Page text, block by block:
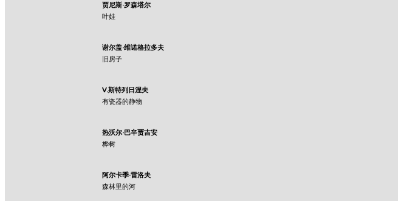
贾尼斯·罗森塔尔
叶娃
谢尔盖·维诺格拉多夫
旧房子
V.斯特列日涅夫
有瓷器的静物
热沃尔·巴辛贾吉安
桦树
阿尔卡季·雷洛夫
森林里的河